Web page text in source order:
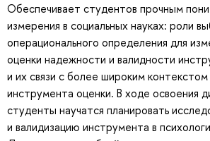
Обеспечивает студентов прочным
измерения в социальных науках: роли
операционального определения для
оценки надежности и валидности
и их связи с более широким
инструмента оценки. В ходе освоения
студенты научатся планировать
и валидизацию инструмента в